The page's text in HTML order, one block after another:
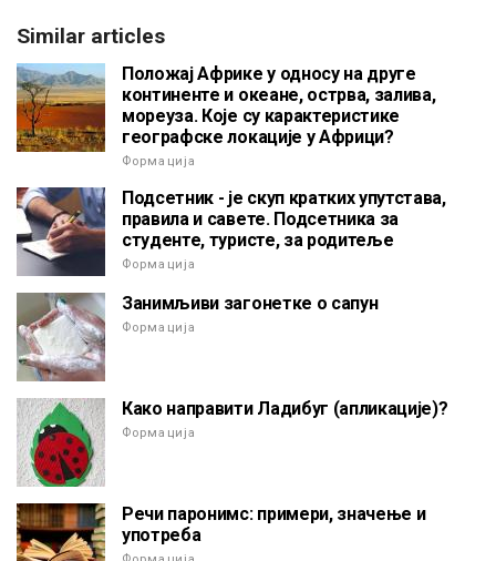
Similar articles
Положај Африке у односу на друге
континенте и океане, острва, залива,
мореуза. Које су карактеристике
географске локације у Африци?
Формација
Подсетник - је скуп кратких упутстава,
правила и савете. Подсетника за
студенте, туристе, за родитеље
Формација
Занимљиви загонетке о сапун
Формација
Како направити Ладибуг (апликације)?
Формација
Речи паронимс: примери, значење и
употреба